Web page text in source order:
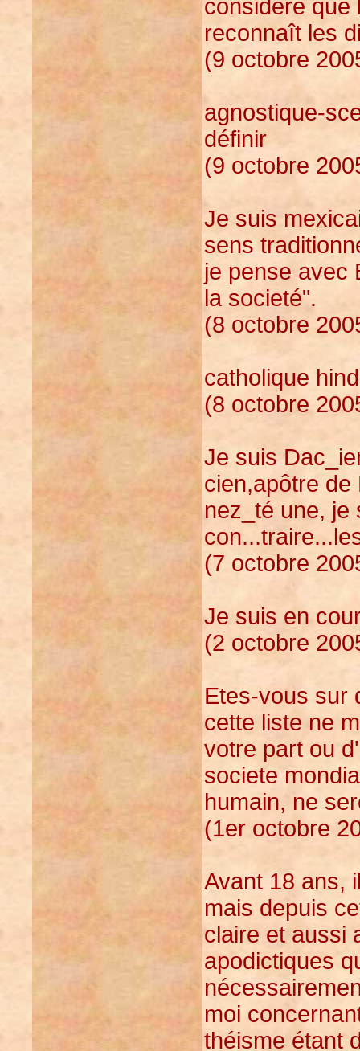
considère que
reconnaît les
(9 octobre
agnostique-
définir
(9 octobre
Je suis
sens
je pense avec
la societé".
(8 octobre
catholique
(8 octobre
Je suis
cien,apôtre
nez_té une, je
(7 octobre
Je suis en
(2 octobre
Etes-vous sur
cette liste ne
votre part ou
societe
humain, ne
(1er octobre
Avant 18 ans,
mais depuis
claire et aussi
apodictiques
moi
théisme étant